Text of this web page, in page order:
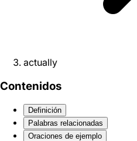
actually
Contenidos
Definición
Palabras relacionadas
Oraciones de ejemplo